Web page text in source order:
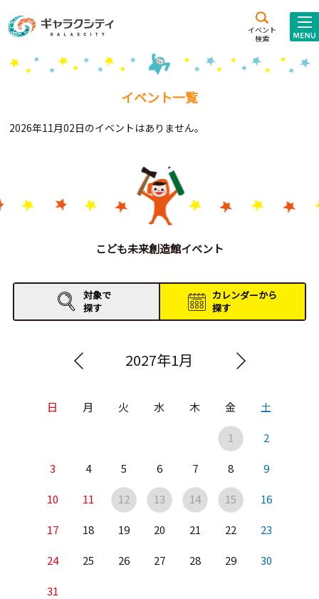
イベント
検索
施設案内
こども
西新井
施設･
Gがくえん
お知らせ
イベントレポート
イベント一覧
2026年11月02日のイベントはありません。
こども未来創造館イベント
対象で
探す
カレンダーから
探す
2027年1月
日 月 火 水 木 金 土
1 2
3 4 5 6 7 8 9
10 11 12 13 14 15 16
17 18 19 20 21 22 23
24 25 26 27 28 29 30
31